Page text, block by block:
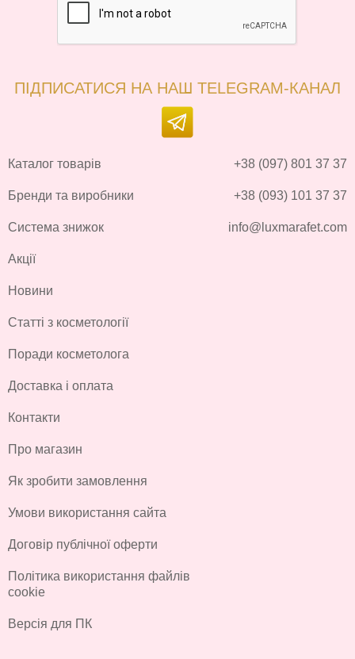
ПІДПИСАТИСЯ НА НАШ TELEGRAM-КАНАЛ
Каталог товарів
Бренди та виробники
Система знижок
Акції
Новини
Статті з косметології
Поради косметолога
Доставка і оплата
Контакти
Про магазин
Як зробити замовлення
Умови використання сайта
Договір публічної оферти
Політика використання файлів
cookie
Версія для ПК
+38 (097) 801 37 37
+38 (093) 101 37 37
info@luxmarafet.com